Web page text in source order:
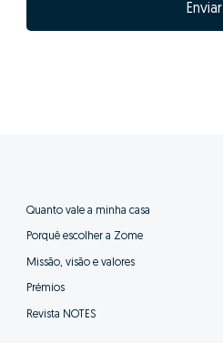
Enviar
Quanto vale a minha casa
Porquê escolher a Zome
Missão, visão e valores
Prémios
Revista NOTES